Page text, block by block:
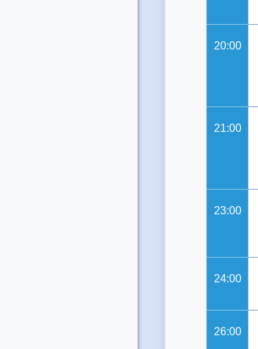
20:00
21:00
23:00
24:00
26:00